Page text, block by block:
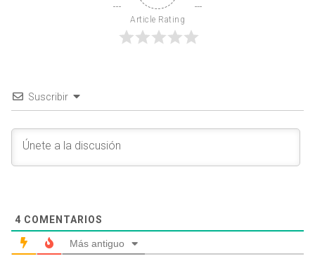
Article Rating
Suscribir
4 COMENTARIOS
Más antiguo